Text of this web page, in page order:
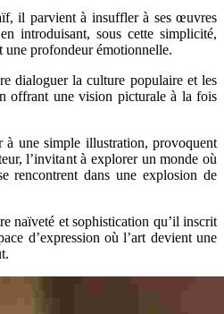
il parvient à insuffler à ses œuvres
introduisant, sous cette simplicité,
une profondeur émotionnelle.
dialoguer la culture populaire et les
offrant une vision picturale à la fois
une simple illustration, provoquent
l’invitant à explorer un monde où
rencontrent dans une explosion de
naïveté et sophistication qu’il inscrit
d’expression où l’art devient une